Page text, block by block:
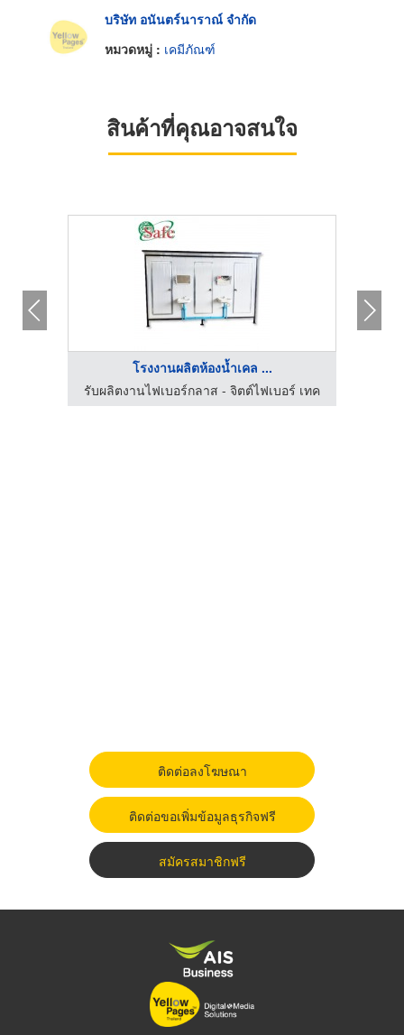
บริษัท อนันตร์นาราณ์ จำกัด
หมวดหมู่ : เคมีภัณฑ์
สินค้าที่คุณอาจสนใจ
โรงงานผลิตห้องน้ำเคล ...
รับผลิตงานไฟเบอร์กลาส - จิตต์ไฟเบอร์ เทค
ติดต่อลงโฆษณา
ติดต่อขอเพิ่มข้อมูลธุรกิจฟรี
สมัครสมาชิกฟรี